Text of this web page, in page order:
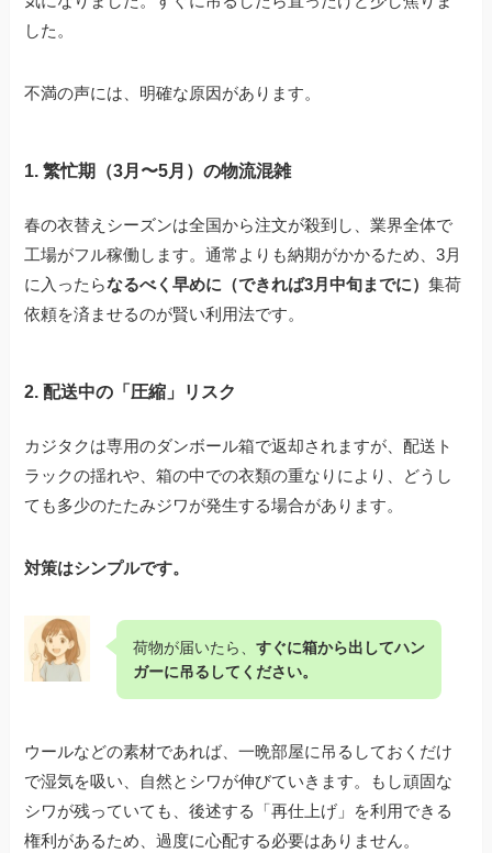
した。
不満の声には、明確な原因があります。
1. 繁忙期（3月〜5月）の物流混雑
春の衣替えシーズンは全国から注文が殺到し、業界全体で
工場がフル稼働します。通常よりも納期がかかるため、3月
に入ったらなるべく早めに（できれば3月中旬までに）集荷
依頼を済ませるのが賢い利用法です。
2. 配送中の「圧縮」リスク
カジタクは専用のダンボール箱で返却されますが、配送ト
ラックの揺れや、箱の中での衣類の重なりにより、どうし
ても多少のたたみジワが発生する場合があります。
対策はシンプルです。
荷物が届いたら、 すぐに箱から出してハン
ガーに吊るしてください。
ウールなどの素材であれば、一晩部屋に吊るしておくだけ
で湿気を吸い、自然とシワが伸びていきます。もし頑固な
シワが残っていても、後述する「再仕上げ」を利用できる
権利があるため、過度に心配する必要はありません。